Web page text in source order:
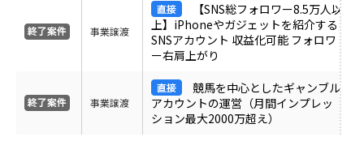
事業譲渡
【SNS総フォロワー8.5万人以
上】iPhoneやガジェットを紹介する
SNSアカウント 収益化可能 フォロワ
ー右肩上がり
事業譲渡
競馬を中心としたギャンブル
アカウントの運営（月間インプレッ
ション最大2000万超え）